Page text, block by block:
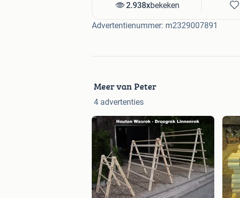
2.938xbekeken
Advertentienummer: m2329007891
Meer van Peter
4 advertenties